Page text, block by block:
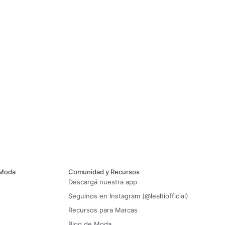
Comunidad y Recursos
Descargá nuestra app
Seguinos en Instagram (@lealtiofficial)
Recursos para Marcas